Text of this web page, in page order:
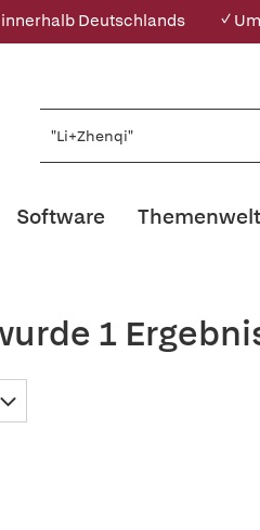
Deutschlands ✓
Software
1